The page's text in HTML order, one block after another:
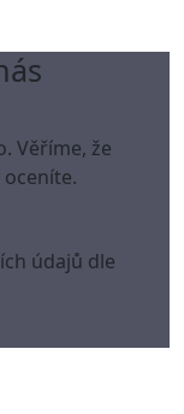
Věříme, že
údajů dle